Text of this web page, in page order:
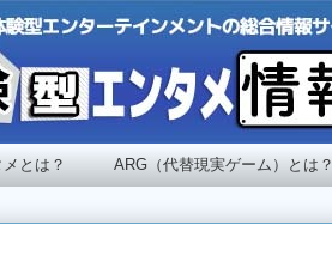
とは？ ARG（代替現実ゲーム）とは？